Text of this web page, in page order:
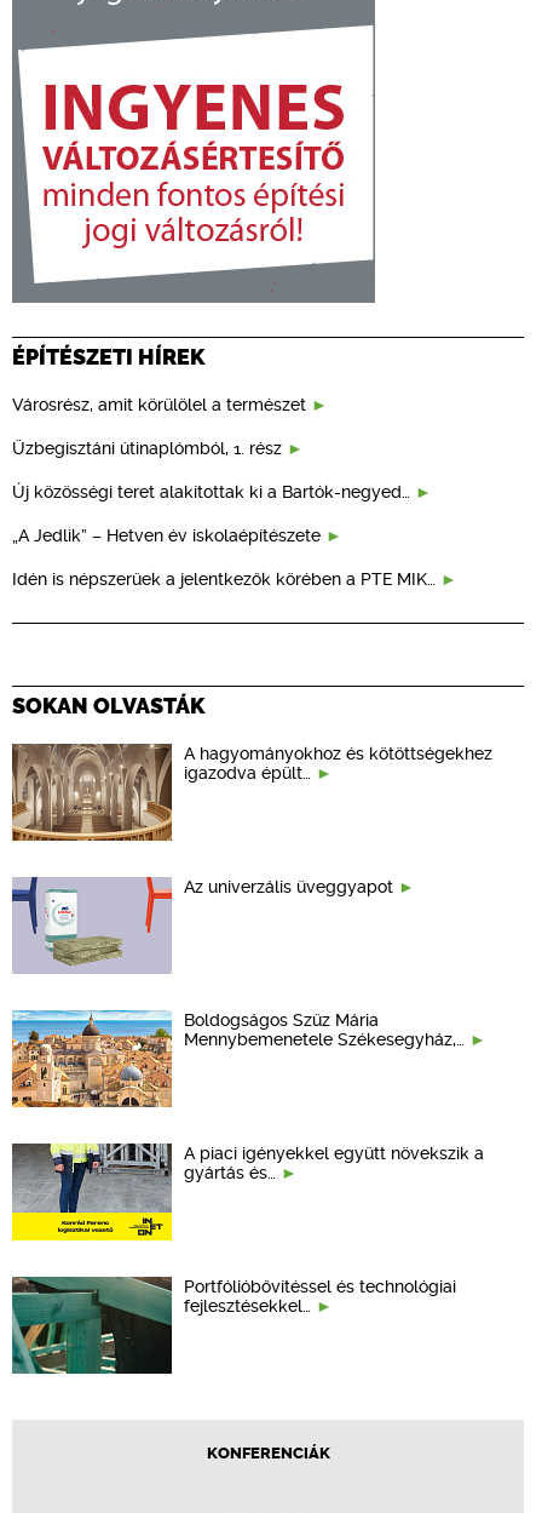
ÉPÍTÉSZETI HÍREK
Városrész, amit körülölel a természet
Üzbegisztáni útinaplómból, 1. rész
Új közösségi teret alakítottak ki a Bartók-negyed…
„A Jedlik” – Hetven év iskolaépítészete
Idén is népszerűek a jelentkezők körében a PTE MIK…
SOKAN OLVASTÁK
A hagyományokhoz és kötöttségekhez
igazodva épült…
Az univerzális üveggyapot
Boldogságos Szűz Mária
Mennybemenetele Székesegyház,…
A piaci igényekkel együtt növekszik a
gyártás és…
Portfólióbővítéssel és technológiai
fejlesztésekkel…
KONFERENCIÁK